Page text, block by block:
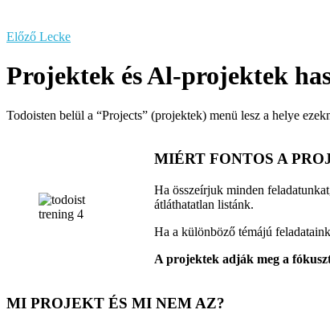
Előző Lecke
Projektek és Al-projektek
Todoisten belül a “Projects” (projektek) menü lesz a helye
MIÉRT FONTOS A
Ha összeírjuk minden
átláthatatlan listánk.
Ha a különböző témájú
A projektek adják meg a
MI PROJEKT ÉS MI NEM AZ?​